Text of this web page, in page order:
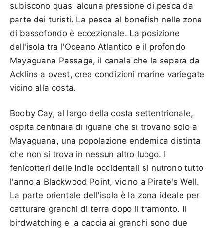
subiscono quasi alcuna pressione di pesca da
parte dei turisti. La pesca al bonefish nelle zone
di bassofondo è eccezionale. La posizione
dell'isola tra l'Oceano Atlantico e il profondo
Mayaguana Passage, il canale che la separa da
Acklins a ovest, crea condizioni marine variegate
vicino alla costa.
Booby Cay, al largo della costa settentrionale,
ospita centinaia di iguane che si trovano solo a
Mayaguana, una popolazione endemica distinta
che non si trova in nessun altro luogo. I
fenicotteri delle Indie occidentali si nutrono tutto
l'anno a Blackwood Point, vicino a Pirate's Well.
La parte orientale dell'isola è la zona ideale per
catturare granchi di terra dopo il tramonto. Il
birdwatching e la caccia ai granchi sono due